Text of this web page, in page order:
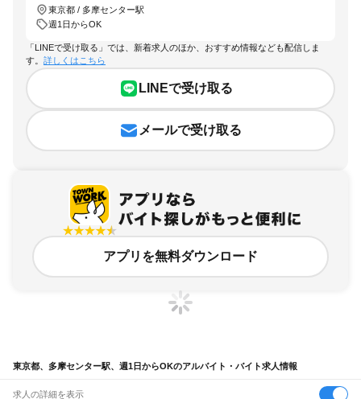
東京都 / 多摩センター駅
週1日からOK
「LINEで受け取る」では、新着求人のほか、おすすめ情報なども配信しま
す。 詳しくはこちら
LINEで受け取る
メールで受け取る
アプリを無料ダウンロード
東京都、多摩センター駅、週1日からOKのアルバイト・バイト求人情報
求人の詳細を表示